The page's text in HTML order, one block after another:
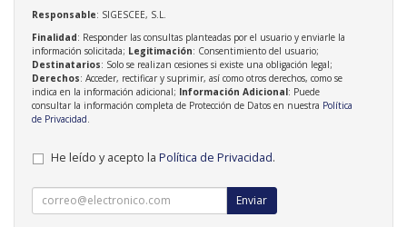
Responsable: SIGESCEE, S.L.
Finalidad: Responder las consultas planteadas por el usuario y enviarle la
información solicitada; Legitimación: Consentimiento del usuario;
Destinatarios: Solo se realizan cesiones si existe una obligación legal;
Derechos: Acceder, rectificar y suprimir, así como otros derechos, como se
indica en la información adicional; Información Adicional: Puede
consultar la información completa de Protección de Datos en nuestra Política
de Privacidad
He leído y acepto la Política de Privacidad.
Enviar